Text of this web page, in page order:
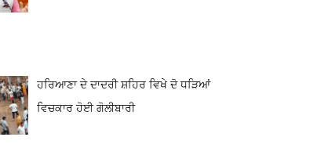
ਹਰਿਆਣਾ ਦੇ ਦਾਦਰੀ ਸ਼ਹਿਰ ਵਿਖੇ ਦੋ ਧੜਿਆਂ
ਵਿਚਕਾਰ ਹੋਈ ਗੋਲੀਬਾਰੀ